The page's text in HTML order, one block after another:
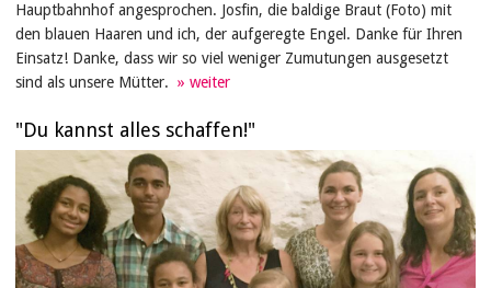
Hauptbahnhof angesprochen. Josfin, die baldige Braut (Foto) mit
den blauen Haaren und ich, der aufgeregte Engel. Danke für Ihren
Einsatz! Danke, dass wir so viel weniger Zumutungen ausgesetzt
sind als unsere Mütter.
"Du kannst alles schaffen!"